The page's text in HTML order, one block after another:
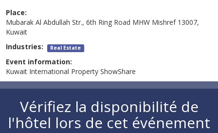
Place:
Mubarak Al Abdullah Str., 6th Ring Road MHW Mishref 13007,
Kuwait
Industries: Real Estate
Event information:
Kuwait International Property ShowShare
Vérifiez la disponibilité de
l'hôtel lors de cet événement